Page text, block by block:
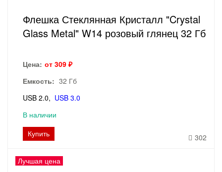
Флешка Стеклянная Кристалл "Crystal
Glass Metal" W14 розовый глянец 32 Гб
Цена: от 309 ₽
Емкость: 32 Гб
USB 2.0
USB 3.0
В наличии
Купить
302
Лучшая цена